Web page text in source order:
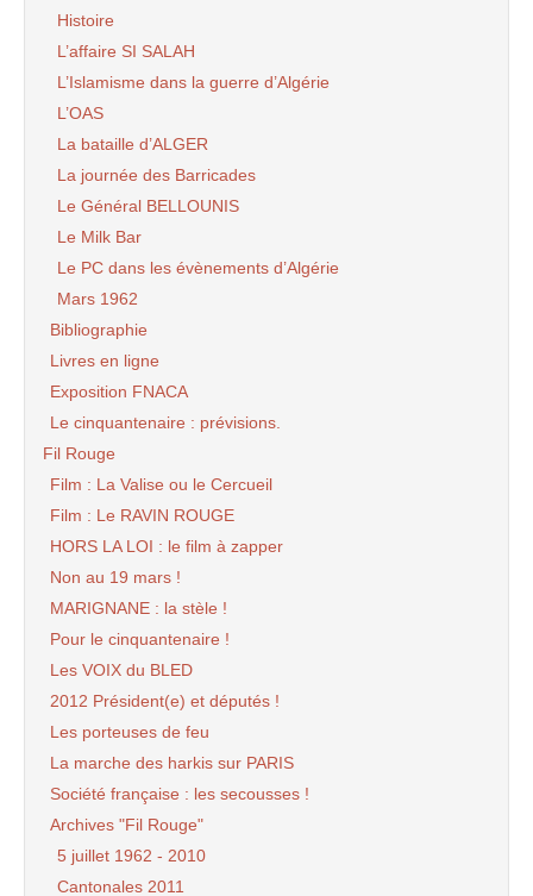
Histoire
L’affaire SI SALAH
L’Islamisme dans la guerre d’Algérie
L’OAS
La bataille d’ALGER
La journée des Barricades
Le Général BELLOUNIS
Le Milk Bar
Le PC dans les évènements d’Algérie
Mars 1962
Bibliographie
Livres en ligne
Exposition FNACA
Le cinquantenaire : prévisions.
Fil Rouge
Film : La Valise ou le Cercueil
Film : Le RAVIN ROUGE
HORS LA LOI : le film à zapper
Non au 19 mars !
MARIGNANE : la stèle !
Pour le cinquantenaire !
Les VOIX du BLED
2012 Président(e) et députés !
Les porteuses de feu
La marche des harkis sur PARIS
Société française : les secousses !
Archives "Fil Rouge"
5 juillet 1962 - 2010
Cantonales 2011